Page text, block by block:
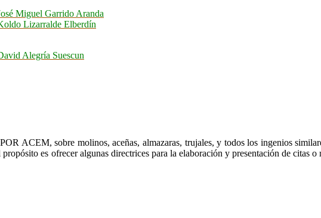
Miguel Garrido Aranda
Lizarralde Elberdín
Alegría Suescun
sobre molinos, aceñas, almazaras, trujales, y todos los ingenios
es ofrecer algunas directrices para la elaboración y presentación de citas o